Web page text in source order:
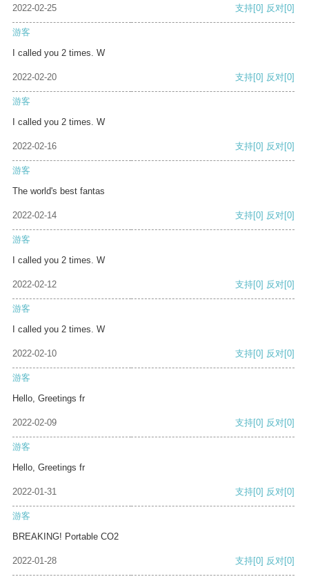
2022-02-25 支持[0] 反对[0]
游客
I called you 2 times. W
2022-02-20 支持[0] 反对[0]
游客
I called you 2 times. W
2022-02-16 支持[0] 反对[0]
游客
The world's best fantas
2022-02-14 支持[0] 反对[0]
游客
I called you 2 times. W
2022-02-12 支持[0] 反对[0]
游客
I called you 2 times. W
2022-02-10 支持[0] 反对[0]
游客
Hello, Greetings fr
2022-02-09 支持[0] 反对[0]
游客
Hello, Greetings fr
2022-01-31 支持[0] 反对[0]
游客
BREAKING! Portable CO2
2022-01-28 支持[0] 反对[0]